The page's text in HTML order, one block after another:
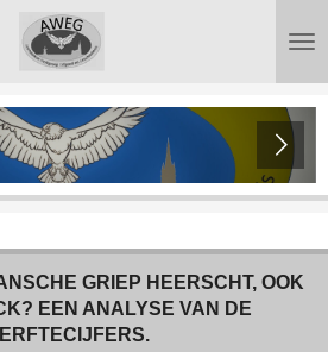
GRIEP HEERSCHT, OOK
EEN ANALYSE VAN DE